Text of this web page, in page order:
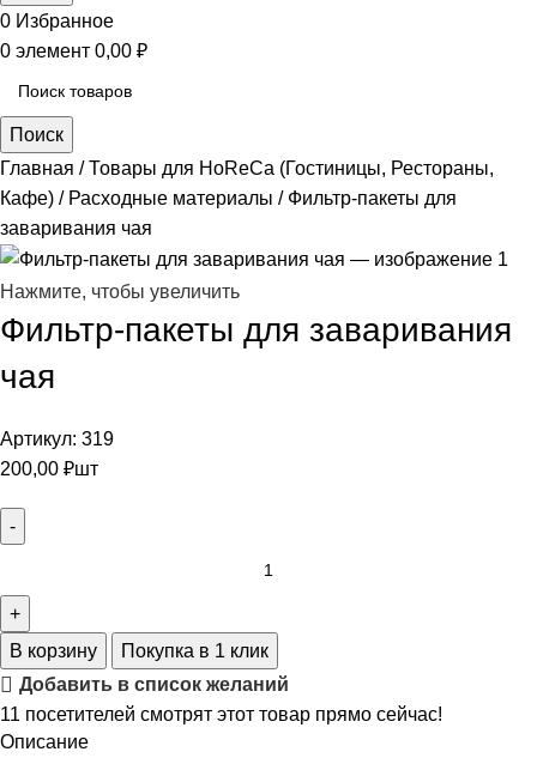
0 Избранное
0 элемент 0,00 ₽
Поиск
Главная
Товары для HoReCa (Гостиницы, Рестораны,
Кафе)
Расходные материалы
Фильтр-пакеты для
заваривания чая
Нажмите, чтобы увеличить
Фильтр-пакеты для заваривания
чая
Артикул: 319
200,00 ₽шт
В корзину
Покупка в 1 клик
Добавить в список желаний
11 посетителей смотрят этот товар прямо сейчас!
Описание